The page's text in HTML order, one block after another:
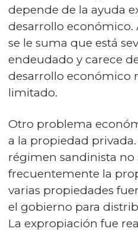
depende de la ayuda
desarrollo económico.
se le suma que está
endeudado y carece
desarrollo económico
limitado.
Otro problema
a la propiedad
régimen sandinista no
frecuentemente la
varias propiedades
el gobierno para
La expropiación fue